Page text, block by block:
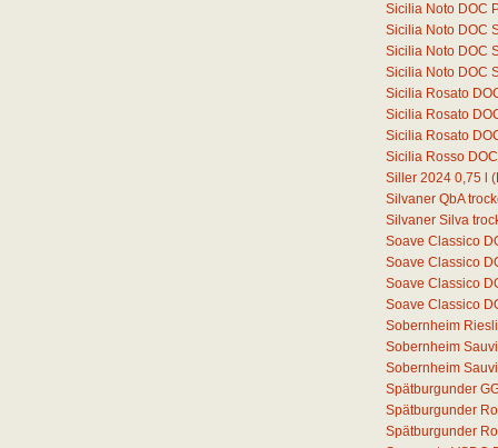
Sicilia Noto DOC
Sicilia Noto DOC
Sicilia Noto DOC
Sicilia Noto DOC
Sicilia Rosato
Sicilia Rosato
Sicilia Rosato
Sicilia Rosso
Siller 2024 0,75
Silvaner QbA
Silvaner Silva
Soave Classico
Soave Classico
Soave Classico
Soave Classico
Sobernheim
Sobernheim
Sobernheim
Spätburgunder
Spätburgunder
Spätburgunder